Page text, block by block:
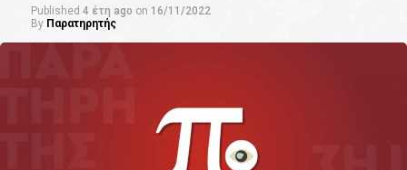
Published 4 έτη ago on 16/11/2022
By Παρατηρητής